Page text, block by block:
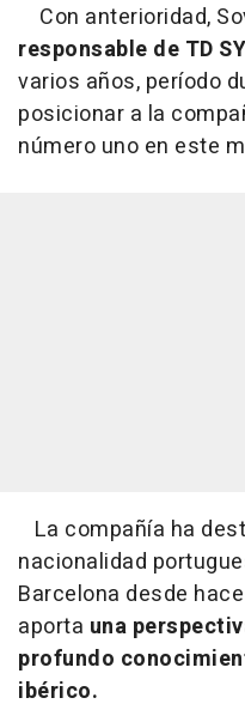
Con anterioridad,
responsable de TD
varios años, período
posicionar a la
número uno en este
La compañía ha
nacionalidad
Barcelona desde
aporta una
profundo
ibérico.